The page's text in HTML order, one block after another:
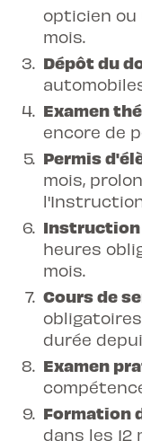
opticien ou
mois.
Dépôt du
Examen
encore de
Permis
mois,
l'Instruction
Instruction
heures
mois.
Cours de
durée
Examen
Formation
dans les